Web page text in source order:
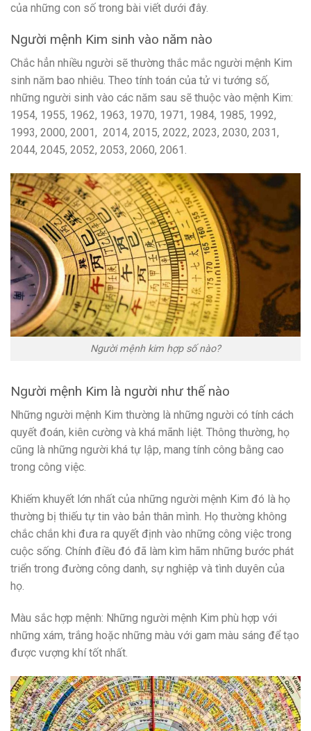
của những con số trong bài viết dưới đây.
Người mệnh Kim sinh vào năm nào
Chắc hẳn nhiều người sẽ thường thắc mắc người mệnh Kim
sinh năm bao nhiêu. Theo tính toán của tử vi tướng số,
những người sinh vào các năm sau sẽ thuộc vào mệnh Kim:
1954, 1955, 1962, 1963, 1970, 1971, 1984, 1985, 1992,
1993, 2000, 2001, 2014, 2015, 2022, 2023, 2030, 2031,
2044, 2045, 2052, 2053, 2060, 2061.
Người mệnh kim hợp số nào?
Người mệnh Kim là người như thế nào
Những người mệnh Kim thường là những người có tính cách
quyết đoán, kiên cường và khá mãnh liệt. Thông thường, họ
cũng là những người khá tự lập, mang tính công bằng cao
trong công việc.
Khiếm khuyết lớn nhất của những người mệnh Kim đó là họ
thường bị thiếu tự tin vào bản thân mình. Họ thường không
chắc chắn khi đưa ra quyết định vào những công việc trong
cuộc sống. Chính điều đó đã làm kìm hãm những bước phát
triển trong đường công danh, sự nghiệp và tình duyên của
họ.
Màu sắc hợp mệnh: Những người mệnh Kim phù hợp với
những xám, trắng hoặc những màu với gam màu sáng để tạo
được vượng khí tốt nhất.